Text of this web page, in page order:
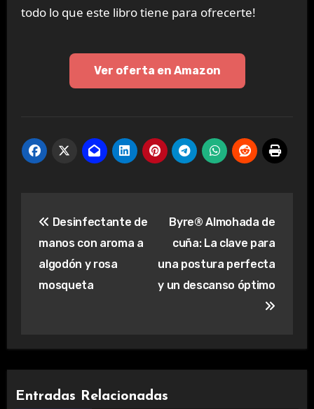
todo lo que este libro tiene para ofrecerte!
Ver oferta en Amazon
de
entradas
Desinfectante de
manos con aroma a
algodón y rosa
mosqueta
Byre® Almohada de
cuña: La clave para
una postura perfecta
y un descanso óptimo
Entradas Relacionadas